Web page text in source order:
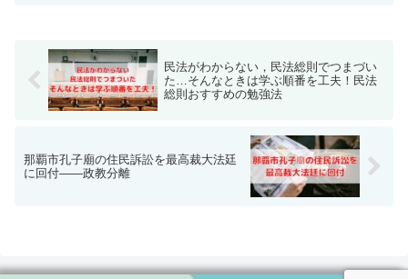
民法がわからない，民法総則でつまづい
た…そんなときは学ぶ順番を工夫！民法
総則おすすめの勉強法
那覇市孔子廟の住民訴訟を最高裁大法廷
に回付――政教分離